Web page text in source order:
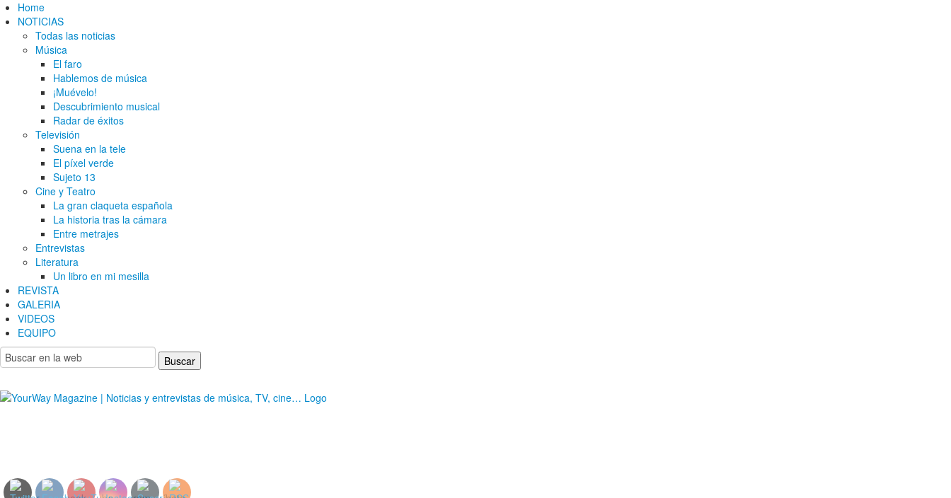
Home
NOTICIAS
Todas las noticias
Música
El faro
Hablemos de música
¡Muévelo!
Descubrimiento musical
Radar de éxitos
Televisión
Suena en la tele
El píxel verde
Sujeto 13
Cine y Teatro
La gran claqueta española
La historia tras la cámara
Entre metrajes
Entrevistas
Literatura
Un libro en mi mesilla
REVISTA
GALERIA
VIDEOS
EQUIPO